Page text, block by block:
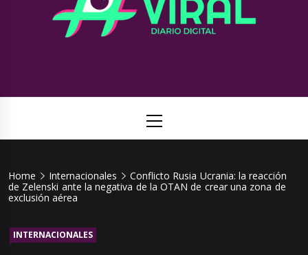
Viral
Menu
Home Internacionales
Conflicto Rusia Ucrania: la reacción
de Zelenski ante la negativa de la OTAN de crear una zona de
exclusión aérea
INTERNACIONALES